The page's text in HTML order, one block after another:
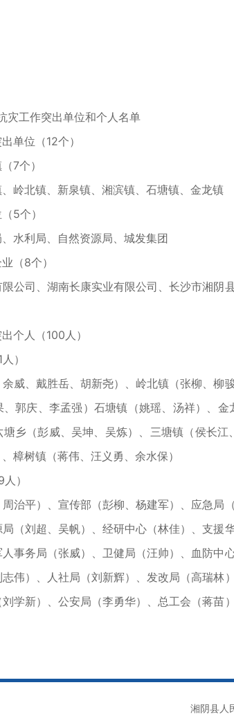
灾工作突出单位和个人名单
位（12个）
7个）
北镇、新泉镇、湘滨镇、石塘镇、金龙镇
5个）
利局、自然资源局、城发集团
（8个）
司、湖南长康实业有限公司、长沙市湘阴
人（100人）
）
、戴胜岳、胡新尧）、岭北镇（张柳、柳
郭庆、李孟强）石塘镇（姚瑶、汤祥）、
乡（彭威、吴坤、吴炼）、三塘镇（侯长
樟树镇（蒋伟、汪义勇、余水保）
）
平）、宣传部（彭柳、杨建军）、应急局
（刘超、吴帆）、经研中心（林佳）、支
事务局（张威）、卫健局（汪帅）、血防
志伟）、人社局（刘新辉）、发改局（高瑞
学新）、公安局（李勇华）、总工会（蒋
湘阴县人